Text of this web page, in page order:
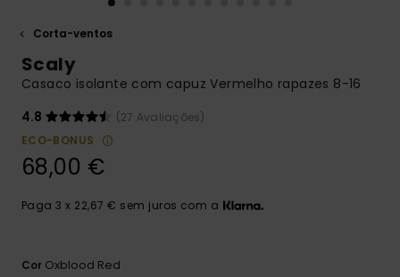
Encontra
respostas
para as
formulário de
DESEJO
Corta-ventos
Scaly
Casaco isolante com capuz Vermelho rapazes 8-16
4.8
(27 Avaliações)
ECO-BONUS
68,00 €
Paga 3 x 22,67 € sem juros com a
Cor Oxblood Red